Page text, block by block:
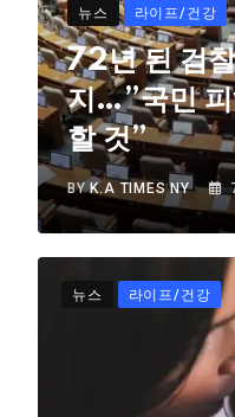
뉴스 라이프/건강
72년 된 검
지…”국민 피
할 것”
BYK.A TIMES NY
뉴스 라이프/건강